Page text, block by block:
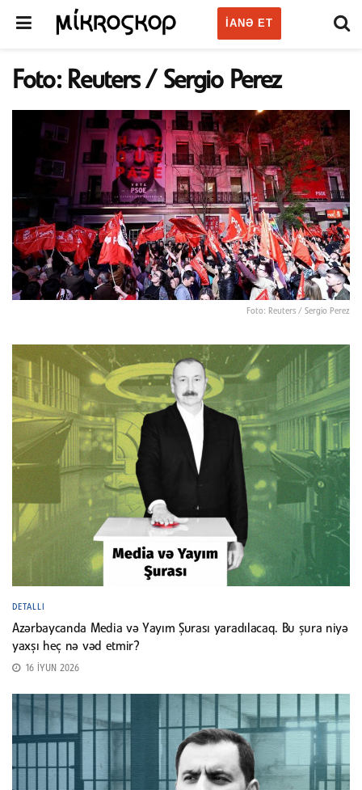
IANƏ ET
Foto: Reuters / Sergio Perez
Foto: Reuters / Sergio Perez
DETALLI
Azərbaycanda Media və Yayım Şurası yaradılacaq. Bu şura niyə
yaxşı heç nə vəd etmir?
16 İYUN 2026